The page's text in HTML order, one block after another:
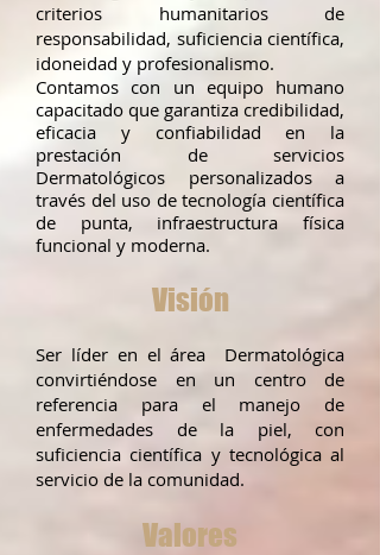
criterios humanitarios de
responsabilidad, suficiencia científica,
idoneidad y profesionalismo.
Contamos con un equipo humano
capacitado que garantiza credibilidad,
eficacia y confiabilidad en la
prestación de servicios
Dermatológicos personalizados a
través del uso de tecnología científica
de punta, infraestructura física
funcional y moderna.
Visión
Ser líder en el área Dermatológica
convirtiéndose en un centro de
referencia para el manejo de
enfermedades de la piel, con
suficiencia científica y tecnológica al
servicio de la comunidad.
Valores